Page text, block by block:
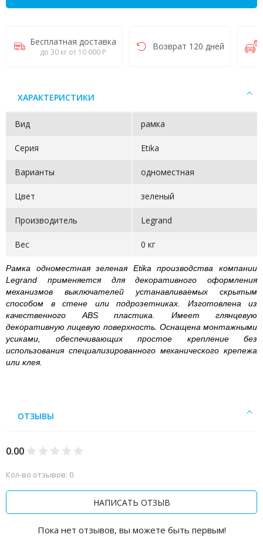
Бесплатная доставка
до 30 кг от 10 000 Р
Возврат 120 дней
ХАРАКТЕРИСТИКИ
Вид рамка
Серия Etika
Варианты одноместная
Цвет зеленый
Производитель Legrand
Вес 0 кг
Рамка одноместная зеленая Etika производства компании
Legrand применяется для декоративного оформления
механизмов выключателей устанавливаемых скрытым
способом в стене или подрозетниках. Изготовлена из
качественного ABS пластика. Имеет глянцевую
декоративную лицевую поверхность. Оснащена монтажными
усиками, обеспечивающих простое крепление без
использования специализированного механического крепежа
или клея.
ОТЗЫВЫ
0.00
Кол-во отзывов: 0
НАПИСАТЬ ОТЗЫВ
Пока нет отзывов, вы можете быть первым!